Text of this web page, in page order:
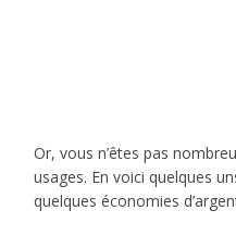
Or, vous n’êtes pas
usages. En voici quelques
quelques économies